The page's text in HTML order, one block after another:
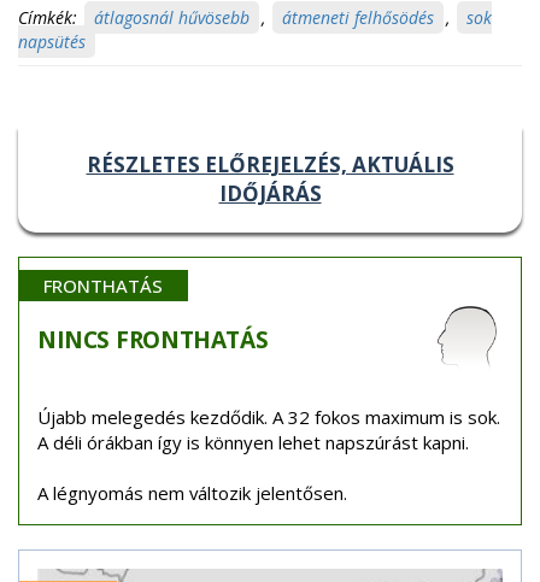
Címkék: átlagosnál hűvösebb , átmeneti felhősödés ,
sok
napsütés
RÉSZLETES ELŐREJELZÉS, AKTUÁLIS
IDŐJÁRÁS
FRONTHATÁS
NINCS FRONTHATÁS
Újabb melegedés kezdődik. A 32 fokos maximum is sok.
A déli órákban így is könnyen lehet napszúrást kapni.
A légnyomás nem változik jelentősen.